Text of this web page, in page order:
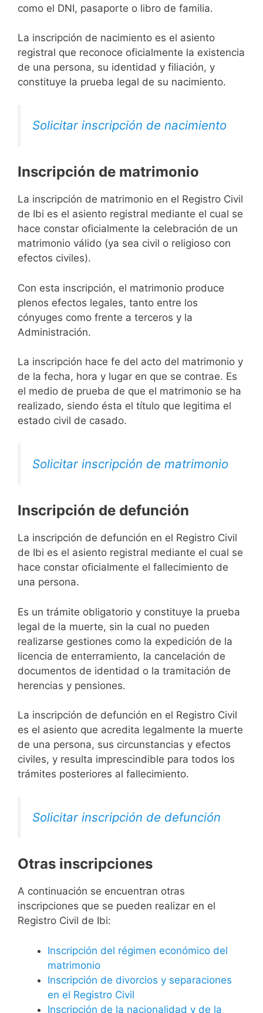
como el DNI, pasaporte o libro de familia.
La inscripción de nacimiento es el asiento
registral que reconoce oficialmente la existencia
de una persona, su identidad y filiación, y
constituye la prueba legal de su nacimiento.
Solicitar inscripción de nacimiento
Inscripción de matrimonio
La inscripción de matrimonio en el Registro Civil
de Ibi es el asiento registral mediante el cual se
hace constar oficialmente la celebración de un
matrimonio válido (ya sea civil o religioso con
efectos civiles).
Con esta inscripción, el matrimonio produce
plenos efectos legales, tanto entre los
cónyuges como frente a terceros y la
Administración.
La inscripción hace fe del acto del matrimonio y
de la fecha, hora y lugar en que se contrae. Es
el medio de prueba de que el matrimonio se ha
realizado, siendo ésta el título que legitima el
estado civil de casado.
Solicitar inscripción de matrimonio
Inscripción de defunción
La inscripción de defunción en el Registro Civil
de Ibi es el asiento registral mediante el cual se
hace constar oficialmente el fallecimiento de
una persona.
Es un trámite obligatorio y constituye la prueba
legal de la muerte, sin la cual no pueden
realizarse gestiones como la expedición de la
licencia de enterramiento, la cancelación de
documentos de identidad o la tramitación de
herencias y pensiones.
La inscripción de defunción en el Registro Civil
es el asiento que acredita legalmente la muerte
de una persona, sus circunstancias y efectos
civiles, y resulta imprescindible para todos los
trámites posteriores al fallecimiento.
Solicitar inscripción de defunción
Otras inscripciones
A continuación se encuentran otras
inscripciones que se pueden realizar en el
Registro Civil de Ibi:
Inscripción del régimen económico del
matrimonio
Inscripción de divorcios y separaciones
en el Registro Civil
Inscripción de la nacionalidad y de la